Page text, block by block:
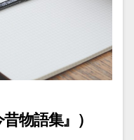
物語集』）